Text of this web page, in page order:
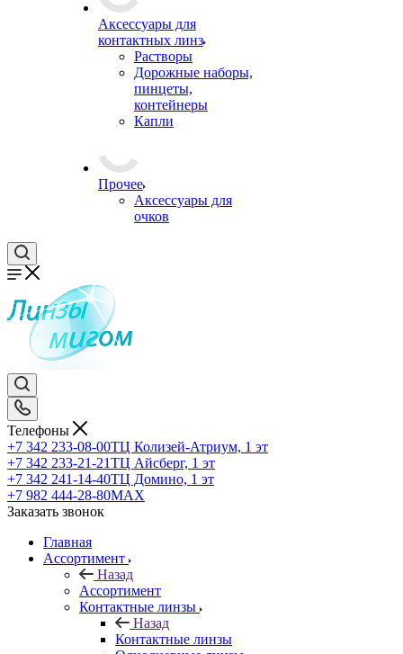
Аксессуары для
контактных линз
Растворы
Дорожные наборы,
пинцеты,
контейнеры
Капли
Прочее
Аксессуары для
очков
Телефоны
+7 342 233-08-00ТЦ Колизей-Атриум, 1 эт
+7 342 233-21-21ТЦ Айсберг, 1 эт
+7 342 241-14-40ТЦ Домино, 1 эт
+7 982 444-28-80MAX
Заказать звонок
Главная
Ассортимент
Назад
Ассортимент
Контактные линзы
Назад
Контактные линзы